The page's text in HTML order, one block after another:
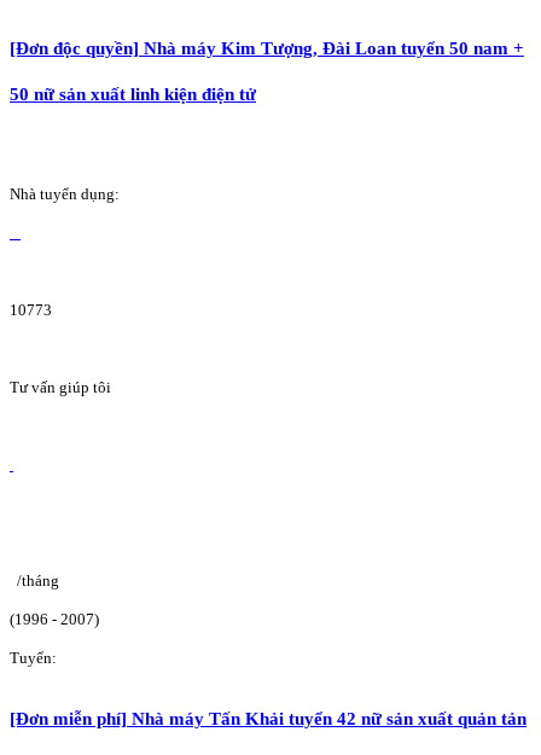
[Đơn độc quyền] Nhà máy Kim Tượng, Đài Loan tuyển 50 nam +
50 nữ sản xuất linh kiện điện tử
Nhà tuyển dụng:
10773
Tư vấn giúp tôi
/tháng
(1996 - 2007)
Tuyển:
[Đơn miễn phí] Nhà máy Tấn Khải tuyển 42 nữ sản xuất quản tản